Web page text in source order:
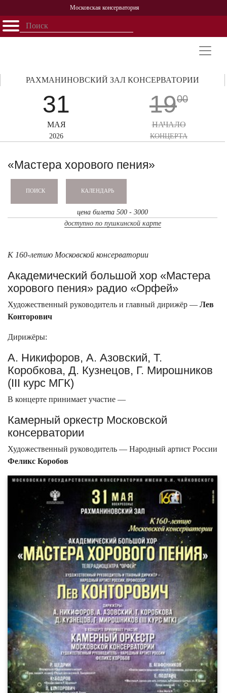
Московская консерватория
Открыть - закрыть
Персоналии
История
31
МАЯ
2026
РАХМАНИНОВСКИЙ ЗАЛ КОНСЕРВАТОРИИ
1900
НАЧАЛО
КОНЦЕРТА
«Мастера хорового пения»
ПОИСК КАЛЕНДАРЬ
цена билета 500 - 3000
доступно по пушкинской карте
К 160-летию Московской консерватории
Академический большой хор «Мастера
хорового пения» радио «Орфей»
Художественный руководитель и главный дирижёр — Лев
Конторович
Дирижёры:
А. Никифоров, А. Азовский, Т.
Коробкова, Д. Кузнецов, Г. Мирошников
(III курс МГК)
В концерте принимает участие —
Камерный оркестр Московской
консерватории
Художественный руководитель — Народный артист России
Феликс Коробов